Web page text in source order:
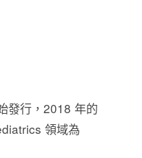
發行，2018 年的
領域為